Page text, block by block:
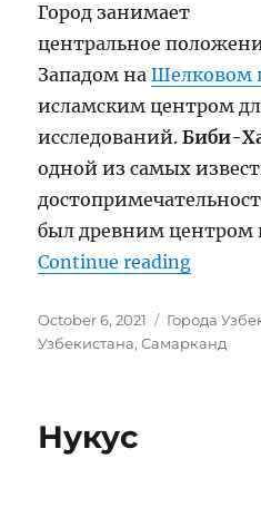
Город занимает
центральное
Западом наШелковом
исламским центром
исследований.Биби-
одной из самых
был древним центром
Continue reading
Posted
on
October 6, 2021 Categories
Города
Узбекистана,Самарканд
Нукус